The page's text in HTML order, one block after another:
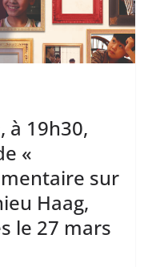
à 19h30,
«
sur
Haag,
le 27 mars